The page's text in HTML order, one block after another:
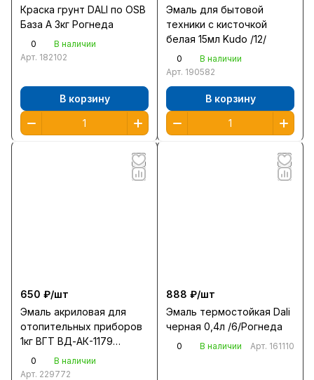
Краска грунт DALI по OSB
База А 3кг Рогнеда
0
В наличии
Арт. 182102
В корзину
Эмаль для бытовой
техники с кисточкой
белая 15мл Kudo /12/
0
В наличии
Арт. 190582
В корзину
650 ₽/шт
Эмаль акриловая для
отопительных приборов
1кг ВГТ ВД-АК-1179
супербелая
полуглянцевая /6/
0
В наличии
Арт. 229772
888 ₽/шт
Эмаль термостойкая Dali
черная 0,4л /6/Рогнеда
0 В наличии Арт. 161110